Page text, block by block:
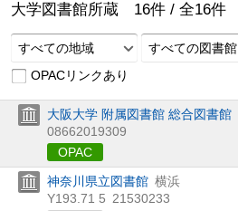
大学図書館所蔵 16件 / 全16件
すべての地域
すべての図書館
OPACリンクあり
大阪大学 附属図書館 総合図書館
08662019309
OPAC
神奈川県立図書館 横浜
Y193.71 5 21530233